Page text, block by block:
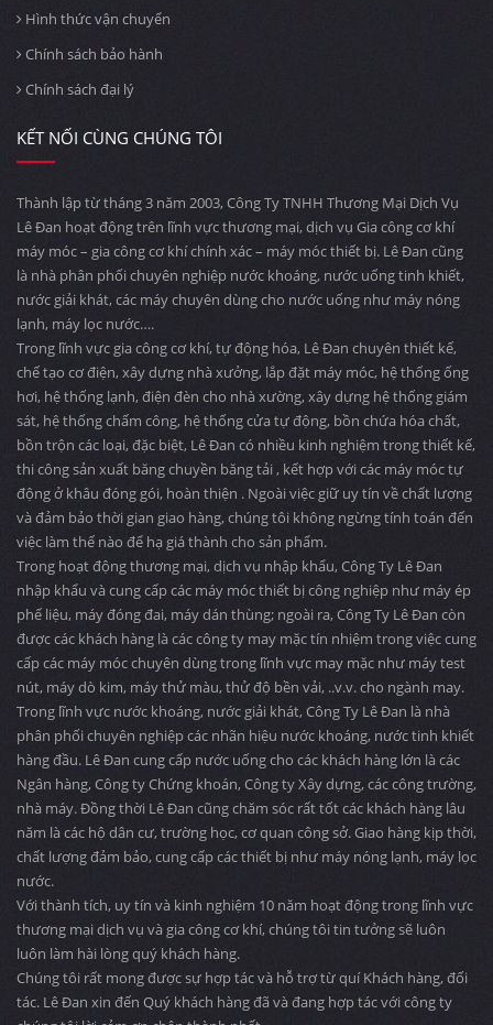
Hình thức vận chuyển
Chính sách bảo hành
Chính sách đại lý
KẾT NỐI CÙNG CHÚNG TÔI
Thành lập từ tháng 3 năm 2003, Công Ty TNHH Thương Mại Dịch Vụ
Lê Đan hoạt động trên lĩnh vực thương mại, dịch vụ Gia công cơ khí
máy móc – gia công cơ khí chính xác – máy móc thiết bị. Lê Đan cũng
là nhà phân phối chuyên nghiệp nước khoáng, nước uống tinh khiết,
nước giải khát, các máy chuyên dùng cho nước uống như máy nóng
lạnh, máy lọc nước….
Trong lĩnh vực gia công cơ khí, tự động hóa, Lê Đan chuyên thiết kế,
chế tạo cơ điện, xây dựng nhà xưởng, lắp đặt máy móc, hệ thống ống
hơi, hệ thống lạnh, điện đèn cho nhà xường, xây dựng hệ thống giám
sát, hệ thống chấm công, hệ thống cửa tự động, bồn chứa hóa chất,
bồn trộn các loại, đặc biệt, Lê Đan có nhiều kinh nghiệm trong thiết kế,
thi công sản xuất băng chuyền băng tải , kết hợp với các máy móc tự
động ở khâu đóng gói, hoàn thiện . Ngoài việc giữ uy tín về chất lượng
và đảm bảo thời gian giao hàng, chúng tôi không ngừng tính toán đến
việc làm thế nào để hạ giá thành cho sản phẩm.
Trong hoạt động thương mại, dịch vụ nhập khẩu, Công Ty Lê Đan
nhập khẩu và cung cấp các máy móc thiết bị công nghiệp như máy ép
phế liệu, máy đóng đai, máy dán thùng; ngoài ra, Công Ty Lê Đan còn
được các khách hàng là các công ty may mặc tín nhiệm trong việc cung
cấp các máy móc chuyên dùng trong lĩnh vực may mặc như máy test
nút, máy dò kim, máy thử màu, thử độ bền vải, ..v.v. cho ngành may.
Trong lĩnh vực nước khoáng, nước giải khát, Công Ty Lê Đan là nhà
phân phối chuyên nghiệp các nhãn hiệu nước khoáng, nước tinh khiết
hàng đầu. Lê Đan cung cấp nước uống cho các khách hàng lớn là các
Ngân hàng, Công ty Chứng khoán, Công ty Xây dựng, các công trường,
nhà máy. Đồng thời Lê Đan cũng chăm sóc rất tốt các khách hàng lâu
năm là các hộ dân cư, trường học, cơ quan công sở. Giao hàng kịp thời,
chất lượng đảm bảo, cung cấp các thiết bị như máy nóng lạnh, máy lọc
nước.
Với thành tích, uy tín và kinh nghiệm 10 năm hoạt động trong lĩnh vực
thương mại dịch vụ và gia công cơ khí, chúng tôi tin tưởng sẽ luôn
luôn làm hài lòng quý khách hàng.
Chúng tôi rất mong được sự hợp tác và hỗ trợ từ quí Khách hàng, đối
tác. Lê Đan xin đến Quý khách hàng đã và đang hợp tác với công ty